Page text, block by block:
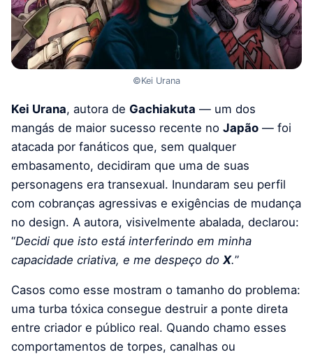
©Kei Urana
Kei Urana, autora de Gachiakuta — um dos
mangás de maior sucesso recente no Japão — foi
atacada por fanáticos que, sem qualquer
embasamento, decidiram que uma de suas
personagens era transexual. Inundaram seu perfil
com cobranças agressivas e exigências de mudança
no design. A autora, visivelmente abalada, declarou:
“Decidi que isto está interferindo em minha
capacidade criativa, e me despeço do X.”
Casos como esse mostram o tamanho do problema:
uma turba tóxica consegue destruir a ponte direta
entre criador e público real. Quando chamo esses
comportamentos de torpes, canalhas ou